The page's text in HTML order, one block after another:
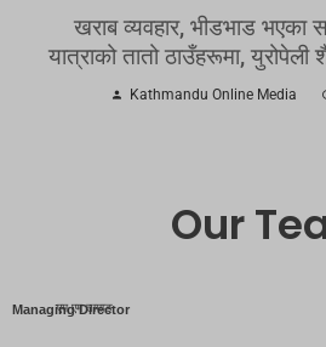
खराब व्यवहार, भीडभाड
यात्राको तातो ठाउँहरूमा, युरोपेली
Kathmandu Online Media
Our
Managing Director
एम एम तामाङ